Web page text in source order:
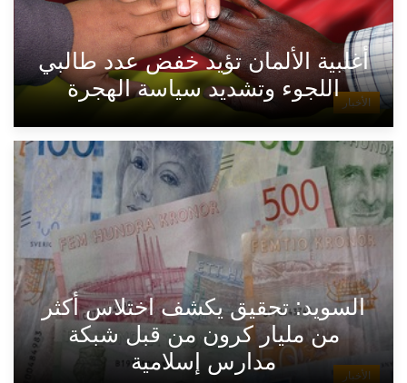
الأخبار
أغلبية الألمان تؤيد خفض عدد طالبي
اللجوء وتشديد سياسة الهجرة
الأخبار
السويد: تحقيق يكشف اختلاس أكثر
من مليار كرون من قبل شبكة
مدارس إسلامية